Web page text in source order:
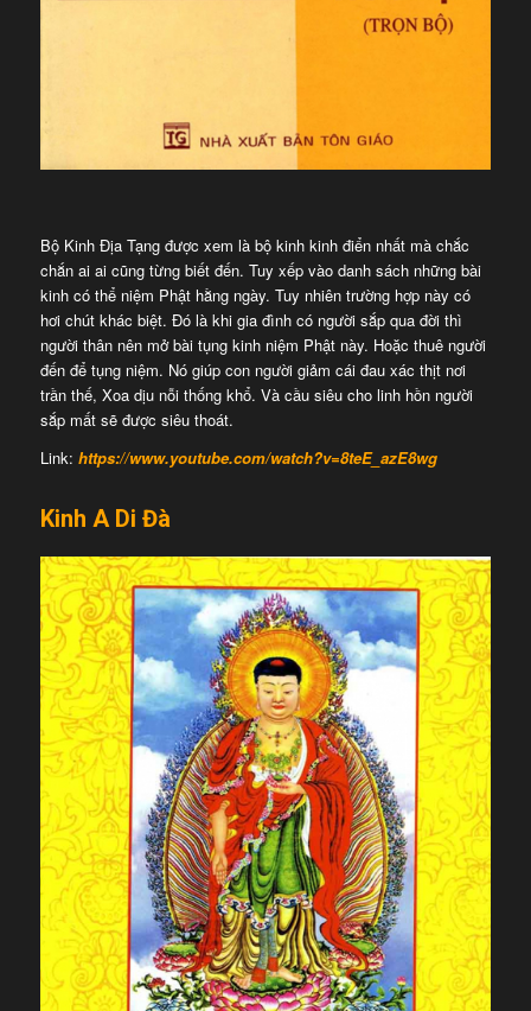
Bộ Kinh Địa Tạng được xem là bộ kinh kinh điển nhất mà chắc
chắn ai ai cũng từng biết đến. Tuy xếp vào danh sách những bài
kinh có thể niệm Phật hằng ngày. Tuy nhiên trường hợp này có
hơi chút khác biệt. Đó là khi gia đình có người sắp qua đời thì
người thân nên mở bài tụng kinh niệm Phật này. Hoặc thuê người
đến để tụng niệm. Nó giúp con người giảm cái đau xác thịt nơi
trần thế, Xoa dịu nỗi thống khổ. Và cầu siêu cho linh hồn người
sắp mất sẽ được siêu thoát.
Link: https://www.youtube.com/watch?v=8teE_azE8wg
Kinh A Di Đà